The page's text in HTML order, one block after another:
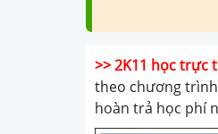
>> 2K11 học trực
theo chương
hoàn trả học phí